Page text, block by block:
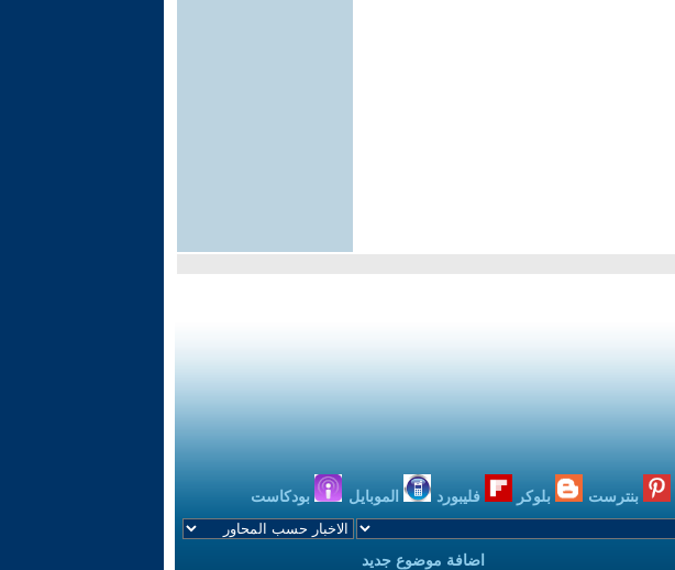
بنترست بلوكر فليبورد الموبايل بودكاست
اضافة موضوع جديد